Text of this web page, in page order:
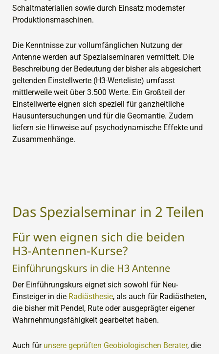
Schaltmaterialien sowie durch Einsatz modernster
Produktionsmaschinen.
Die Kenntnisse zur vollumfänglichen Nutzung der
Antenne werden auf Spezialseminaren vermittelt. Die
Beschreibung der Bedeutung der bisher als abgesichert
geltenden Einstellwerte (H3-Werteliste) umfasst
mittlerweile weit über 3.500 Werte. Ein Großteil der
Einstellwerte eignen sich speziell für ganzheitliche
Hausuntersuchungen und für die Geomantie. Zudem
liefern sie Hinweise auf psychodynamische Effekte und
Zusammenhänge.
Das Spezialseminar in 2 Teilen
Für wen eignen sich die beiden
H3-Antennen-Kurse?
Einführungskurs in die H3 Antenne
Der Einführungskurs eignet sich sowohl für Neu-
Einsteiger in die Radiästhesie, als auch für Radiästheten,
die bisher mit Pendel, Rute oder ausgeprägter eigener
Wahrnehmungsfähigkeit gearbeitet haben.
Auch für unsere geprüften Geobiologischen Berater, die